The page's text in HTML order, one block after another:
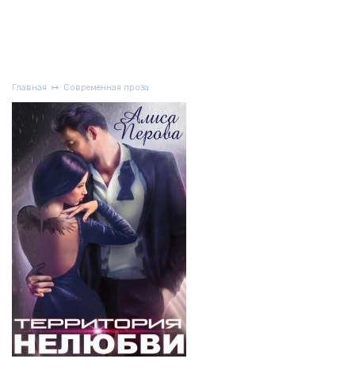
Главная Современная проза